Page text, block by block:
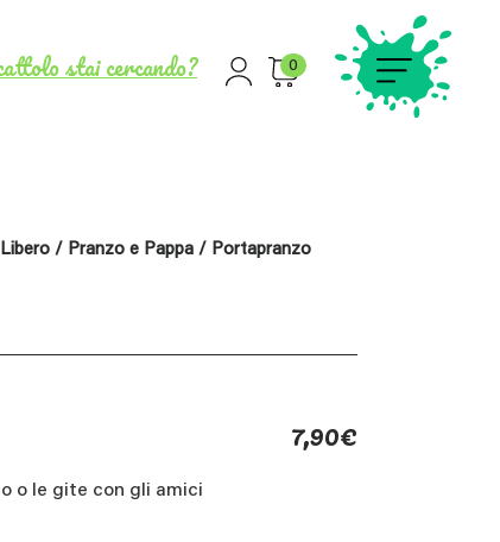
stai cercando? 0
/ Pranzo e Pappa / Portapranzo
7,90€
o le gite con gli amici